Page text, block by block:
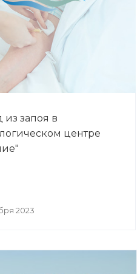
запоя в
центре
2023